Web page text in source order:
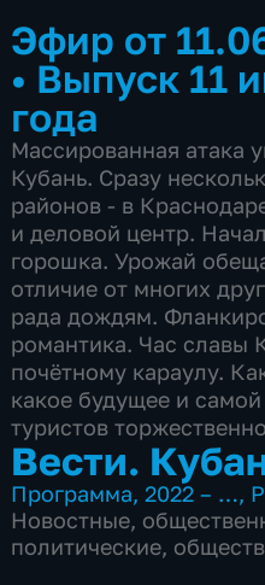
Эфир от
• Выпуск 11
года
Массированная атака
Кубань. Сразу
районов - в
и деловой центр.
горошка. Урожай
отличие от многих
рада дождям.
романтика. Час славы
почётному караулу.
какое будущее и
туристов
Вести.
Программа,2022 – …,
Новостные,
политические,